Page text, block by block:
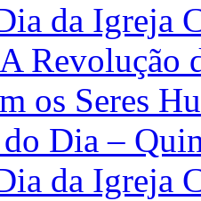
da Igreja
Revolução
os Seres
Dia –
da Igreja